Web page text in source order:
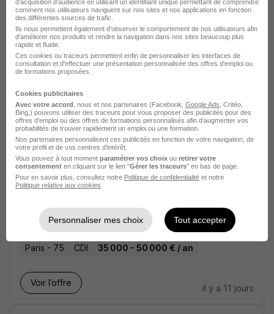
Voir l’offre
Ingénieur Grands Comptes - Défense
& Nucléaire H/F
Paris - 75 CDI
65 000 - 85 000 € / an
Télétravail partiel
Voir l’offre
il y a 8 jours
Technico-Commercial Mécanique H/F
UPTOO
Paris - 75 CDI 35 000 - 50 000 € / an
Voir l’offre
il y a 11 jours
d'acquisition d'audience en utilisant un identifiant unique permettant de comprendre
comment nos utilisateurs naviguent sur nos sites et nos applications en fonction
des différentes sources de trafic.
Ils nous permettent également d’observer le comportement de nos utilisateurs afin
d'améliorer nos produits et rendre la navigation dans nos sites beaucoup plus
rapide et fluide.
Ces cookies ou traceurs permettent enfin de personnaliser les interfaces de
consultation et d'effectuer une présentation personnalisée des offres d'emploi ou
de formations proposées.
Cookies publicitaires
Avec votre accord , nous et nos partenaires (Facebook, Google Ads , Critéo,
Bing,) pouvons utiliser des traceurs pour vous proposer des publicités pour des
offres d’emploi ou des offres de formations personnalisés afin d’augmenter vos
probabilités de trouver rapidement un emploi ou une formation.
Nos partenaires personnalisent ces publicités en fonction de votre navigation, de
votre profil et de vos centres d’intérêt.
Vous pouvez à tout moment paramétrer vos choix ou retirer votre
consentement en cliquant sur le lien "Gérer les traceurs" en bas de page.
Pour en savoir plus, consultez notre Politique de confidentialité et notre
Politique relative aux cookies
Personnaliser mes choix Tout accepter